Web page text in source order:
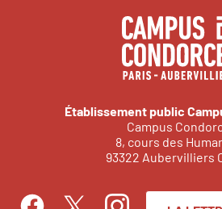
Établissement public
Campus
8, cours des
93322 Aubervilliers